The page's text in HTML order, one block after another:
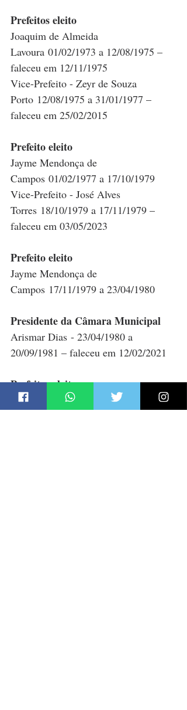
Prefeitos eleito
Joaquim de Almeida
Lavoura 01/02/1973 a 12/08/1975 –
faleceu em 12/11/1975
Vice-Prefeito - Zeyr de Souza
Porto 12/08/1975 a 31/01/1977 –
faleceu em 25/02/2015
Prefeito eleito
Jayme Mendonça de
Campos 01/02/1977 a 17/10/1979
Vice-Prefeito - José Alves
Torres 18/10/1979 a 17/11/1979 –
faleceu em 03/05/2023
Prefeito eleito
Jayme Mendonça de
Campos 17/11/1979 a 23/04/1980
Presidente da Câmara Municipal
Arismar Dias - 23/04/1980 a
20/09/1981 – faleceu em 12/02/2021
Prefeitos eleito
Jayme Mendonça de Campos